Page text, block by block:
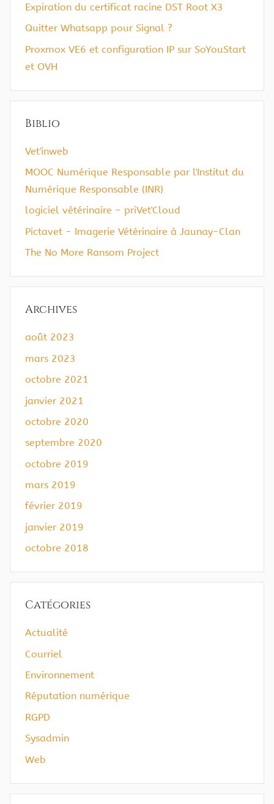
Expiration du certificat racine DST Root X3
Quitter Whatsapp pour Signal ?
Proxmox VE6 et configuration IP sur SoYouStart
et OVH
Biblio
Vet'inweb
MOOC Numérique Responsable par l'Institut du
Numérique Responsable (INR)
logiciel vétérinaire – priVet'Cloud
Pictavet - Imagerie Vétérinaire à Jaunay-Clan
The No More Ransom Project
Archives
août 2023
mars 2023
octobre 2021
janvier 2021
octobre 2020
septembre 2020
octobre 2019
mars 2019
février 2019
janvier 2019
octobre 2018
Catégories
Actualité
Courriel
Environnement
Réputation numérique
RGPD
Sysadmin
Web